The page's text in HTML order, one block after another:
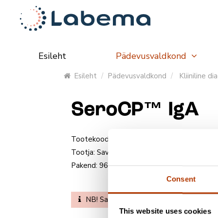
Consent
This website uses cookies
Esileht Pädevusvaldkond
Esileht Pädevusvaldkond Kliiniline
SeroCP™ IgA
Tootekood:
Tootja:Savyon Diagnostics Ltd.
Pakend:96 lohku
NB! Saate tellida tooteid veebipoes.